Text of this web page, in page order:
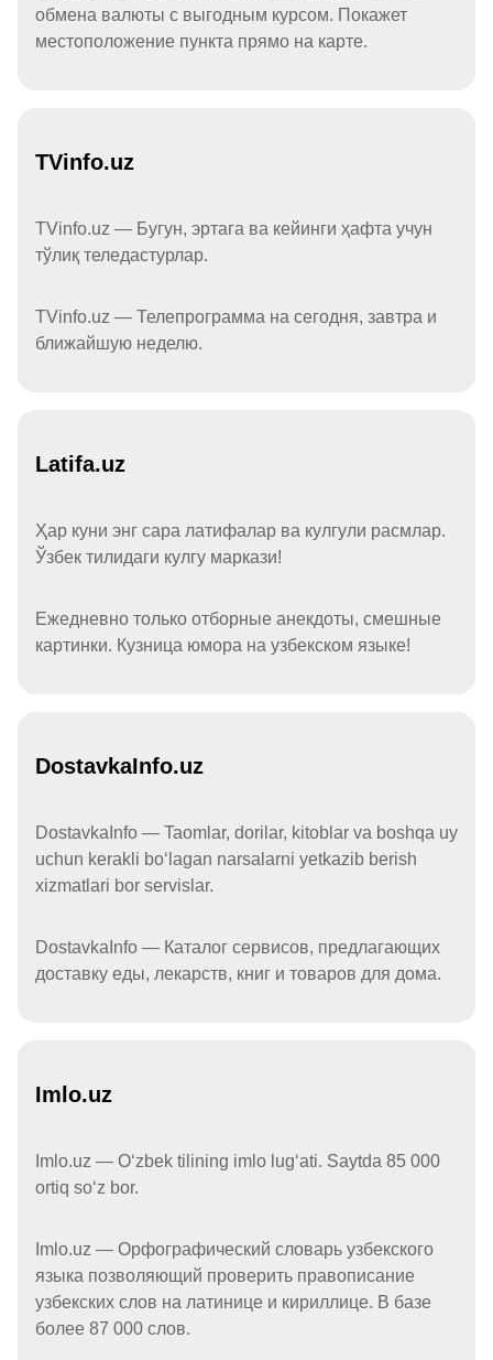
обмена валюты с выгодным курсом. Покажет
местоположение пункта прямо на карте.
TVinfo.uz
TVinfo.uz — Бугун, эртага ва кейинги ҳафта учун
тўлиқ теледастурлар.
TVinfo.uz — Телепрограмма на сегодня, завтра и
ближайшую неделю.
Latifa.uz
Ҳар куни энг сара латифалар ва кулгули расмлар.
Ўзбек тилидаги кулгу маркази!
Ежедневно только отборные анекдоты, смешные
картинки. Кузница юмора на узбекском языке!
DostavkaInfo.uz
DostavkaInfo — Taomlar, dorilar, kitoblar va boshqa uy
uchun kerakli boʻlagan narsalarni yetkazib berish
xizmatlari bor servislar.
DostavkaInfo — Каталог сервисов, предлагающих
доставку еды, лекарств, книг и товаров для дома.
Imlo.uz
Imlo.uz — Oʻzbek tilining imlo lugʻati. Saytda 85 000
ortiq soʻz bor.
Imlo.uz — Орфографический словарь узбекского
языка позволяющий проверить правописание
узбекских слов на латинице и кириллице. В базе
более 87 000 слов.